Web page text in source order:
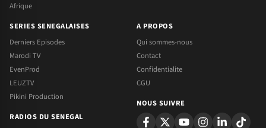
Afrique
SERIES SENEGALAISES
Derniers Episodes
Marodi TV
EvenProd
LEUZTV
Pikini Production
RADIOS DU SENEGAL
A PROPOS
Qui sommes-nous
Contact
Confidentialite
CGU
NOUS SUIVRE